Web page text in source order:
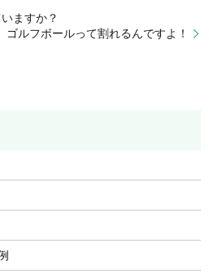
ますか？
ゴルフボールって割れるんですよ！